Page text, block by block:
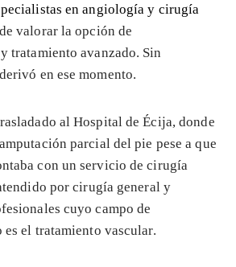
en angiología y cirugía
valorar la opción de
tratamiento avanzado. Sin
en ese momento.
al Hospital de Écija, donde
parcial del pie pese a que
con un servicio de cirugía
por cirugía general y
cuyo campo de
el tratamiento vascular.